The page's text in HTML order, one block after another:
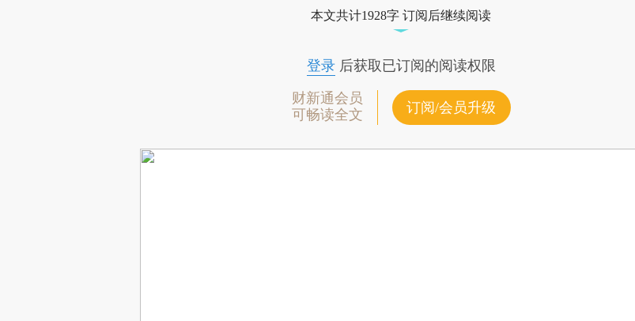
本文共计1928字 订阅后继续阅读
登录后获取已订阅的阅读权限
财新通会员
可畅读全文
订阅/会员升级